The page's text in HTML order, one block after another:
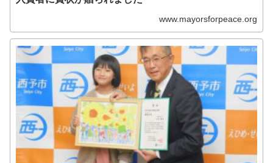
www.mayorsforpeace.org